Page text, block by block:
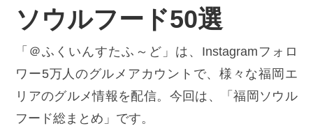
ソウルフード50選
「＠ふくいんすたふ～ど」は、Instagramフォロ
ワー5万人のグルメアカウントで、様々な福岡エ
リアのグルメ情報を配信。今回は、「福岡ソウル
フード総まとめ」です。